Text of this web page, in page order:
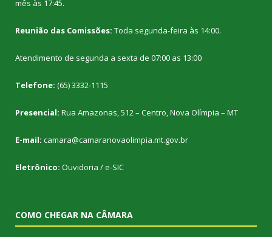
mês às 17:45.
Reunião das Comissões: Toda segunda-feira às 14:00.
Atendimento de segunda a sexta de 07:00 as 13:00
Telefone: (65) 3332-1115
Presencial: Rua Amazonas, 512 – Centro, Nova Olímpia – MT
E-mail: camara@camaranovaolimpia.mt.gov.br
Eletrônico: Ouvidoria /e-SIC
COMO CHEGAR NA CÂMARA